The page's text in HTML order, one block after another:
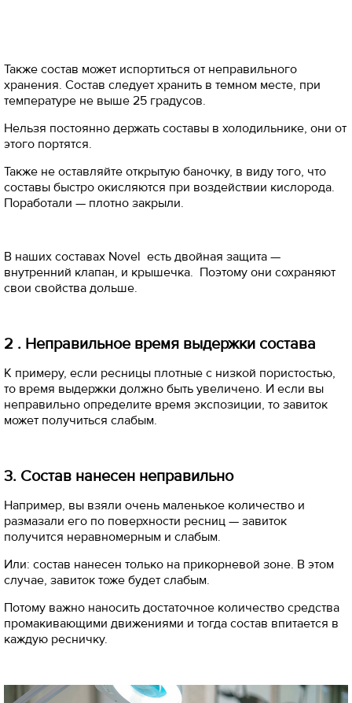
Также состав может испортиться от неправильного
хранения. Состав следует хранить в темном месте, при
температуре не выше 25 градусов.
Нельзя постоянно держать составы в холодильнике, они от
этого портятся.
Также не оставляйте открытую баночку, в виду того, что
составы быстро окисляются при воздействии кислорода.
Поработали — плотно закрыли.
В наших составах Novel есть двойная защита —
внутренний клапан, и крышечка. Поэтому они сохраняют
свои свойства дольше.
2 . Неправильное время выдержки состава
К примеру, если ресницы плотные с низкой пористостью,
то время выдержки должно быть увеличено. И если вы
неправильно определите время экспозиции, то завиток
может получиться слабым.
3. Состав нанесен неправильно
Например, вы взяли очень маленькое количество и
размазали его по поверхности ресниц — завиток
получится неравномерным и слабым.
Или: состав нанесен только на прикорневой зоне. В этом
случае, завиток тоже будет слабым.
Потому важно наносить достаточное количество средства
промакивающими движениями и тогда состав впитается в
каждую ресничку.